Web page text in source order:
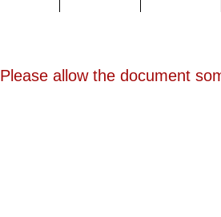
Please allow the document